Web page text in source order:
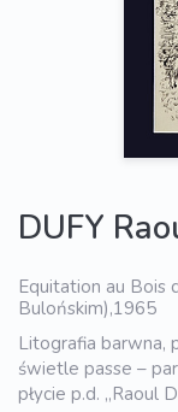
DUFY
Equitation au Bois
Bulońskim),1965
Litografia barwna,
świetle passe –
płycie p.d. „Raoul